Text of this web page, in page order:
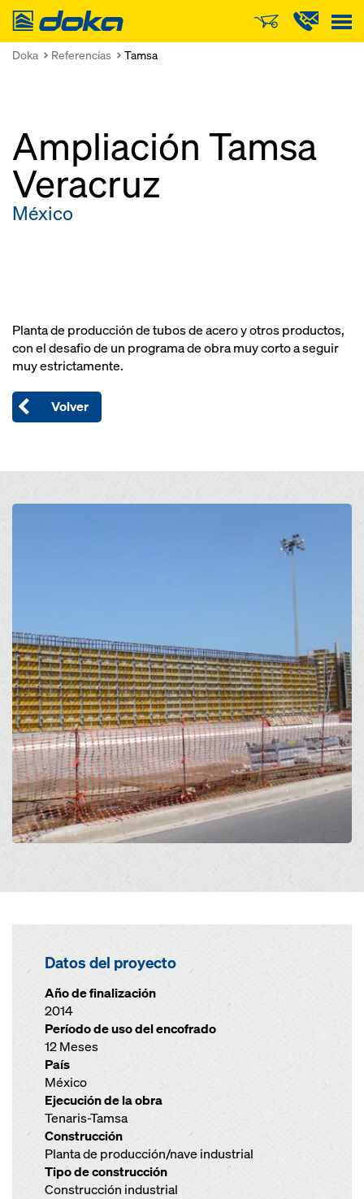
Doka
Doka Referencias Tamsa
Ampliación Tamsa
Veracruz
México
Planta de producción de tubos de acero y otros productos,
con el desafio de un programa de obra muy corto a seguir
muy estrictamente.
Volver
Open
Datos del proyecto
Año de finalización
2014
Período de uso del encofrado
12 Meses
País
México
Ejecución de la obra
Tenaris-Tamsa
Construcción
Planta de producción/nave industrial
Tipo de construcción
Construcción industrial